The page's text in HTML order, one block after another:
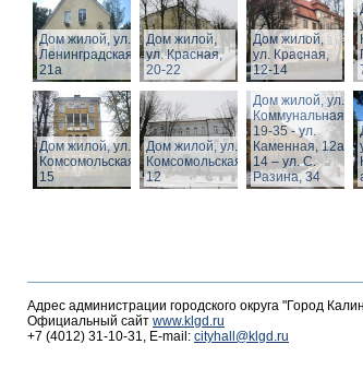
Дом жилой, ул.
Ленинградская,
21а
Дом жилой,
ул. Красная,
20-22
Дом жилой,
ул. Красная,
12-14
Дом жилой, ул.
Комсомольская,
15
Дом жилой, ул.
Комсомольская,
12
Дом жилой, ул.
Коммунальная,
19-35 - ул.
Каменная, 12а,
14 – ул. С.
Разина, 34
Адрес администрации городского округа "Город
Официальный сайт www.klgd.ru
+7 (4012) 31-10-31, E-mail: cityhall@klgd.ru